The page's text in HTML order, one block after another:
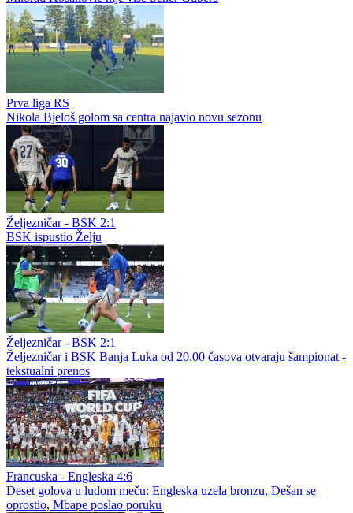
Prva liga RS
Nikola Bjeloš golom sa centra najavio novu sezonu
Željezničar - BSK 2:1
BSK ispustio Želju
Željezničar - BSK 2:1
Željezničar i BSK Banja Luka od 20.00 časova otvaraju šampionat -
tekstualni prenos
Francuska - Engleska 4:6
Deset golova u ludom meču: Engleska uzela bronzu, Dešan se
oprostio, Mbape poslao poruku